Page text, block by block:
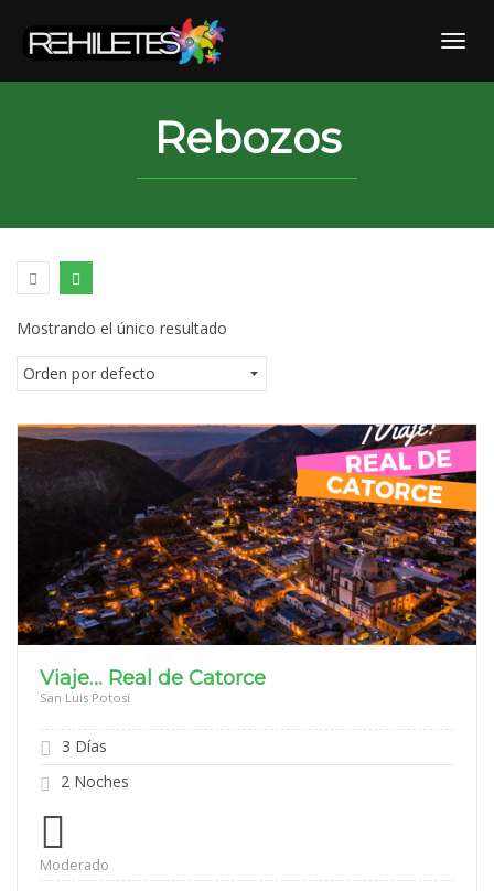
content
Rebozos
Mostrando el único resultado
Viaje… Real de Catorce
San Luis Potosí
3 Días
2 Noches
Moderado